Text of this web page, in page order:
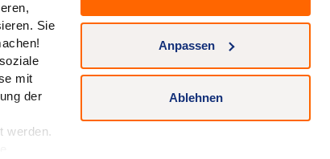
Sie
mit
der
werden.
Anpassen
Ablehnen